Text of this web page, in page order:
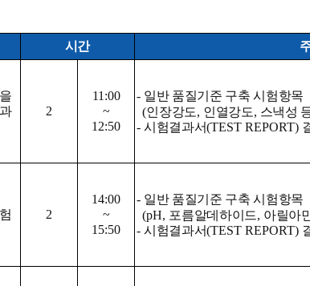
시간
2
11:00
~
12:50
- 일반 품질기준 구축 시험항목
(인장강도, 인열강도, 스낵성
- 시험결과서(TEST REPORT)
2
14:00
~
15:50
- 일반 품질기준 구축 시험항목
(pH, 포름알데하이드, 아릴아
- 시험결과서(TEST REPORT)